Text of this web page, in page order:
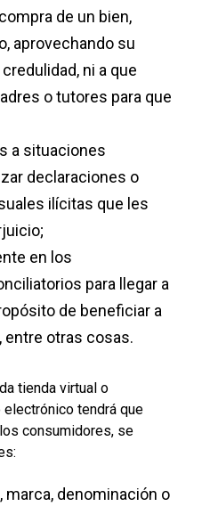
de un bien,
aprovechando su
ni a que
o tutores para que
a situaciones
declaraciones o
ilícitas que les
en los
para llegar a
de beneficiar a
otras cosas.
tienda virtual o
tendrá que
consumidores, se
denominación o